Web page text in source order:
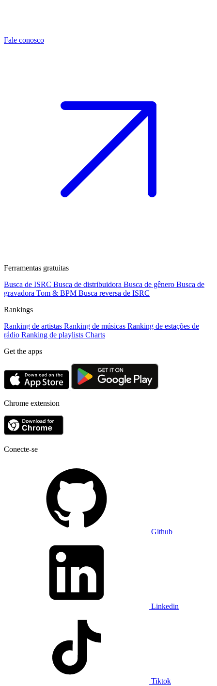
Fale conosco
Ferramentas gratuitas
Busca de ISRC Busca de distribuidora Busca de gênero Busca de
gravadora Tom & BPM Busca reversa de ISRC
Rankings
Ranking de artistas Ranking de músicas Ranking de estações de
rádio Ranking de playlists Charts
Get the apps
Chrome extension
Conecte-se
Github
Linkedin
Tiktok